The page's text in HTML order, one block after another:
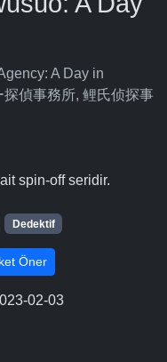
A Day in
探偵事務所, 鲤氏侦探事
spin-off seridir.
Dedektif
Öner
02-03